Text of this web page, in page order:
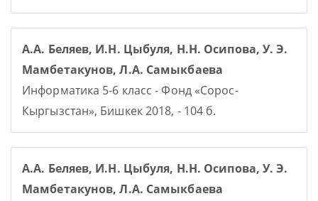
А.А. Беляев, И.Н. Цыбуля, Н.Н. Осипова, У. Э.
Мамбетакунов, Л.А. Самыкбаева
Информатика 5-6 класс - Фонд «Сорос-
Кыргызстан», Бишкек 2018, - 104 б.
А.А. Беляев, И.Н. Цыбуля, Н.Н. Осипова, У. Э.
Мамбетакунов, Л.А. Самыкбаева